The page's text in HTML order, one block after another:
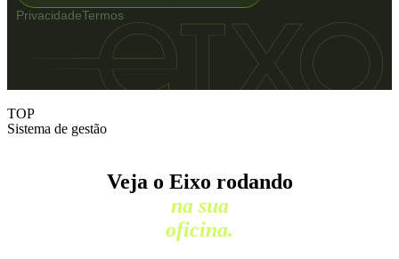
PrivacidadeTermos
TOP
Sistema de gestão
Veja o Eixo rodando
na sua
oficina.